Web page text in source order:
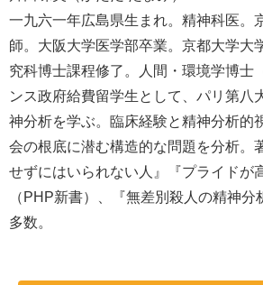
一九六一年広島県生まれ。精神科医。
師。大阪大学医学部卒業。京都大学大
究科博士課程修了。人間・環境学博士
ンス政府給費留学生として、パリ第八
神分析を学ぶ。臨床経験と精神分析的
会の根底に潜む構造的な問題を分析。
せずにはいられない人』『プライドが
（PHP新書）、『無差別殺人の精神
多数。